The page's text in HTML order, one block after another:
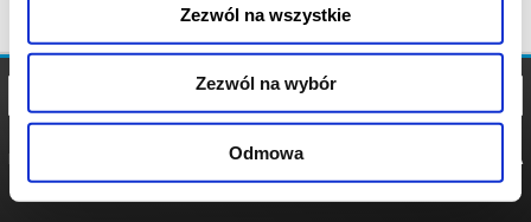
Zezwól na wszystkie
Zezwól na wybór
Odmowa
POLITYKA
POLITYKA